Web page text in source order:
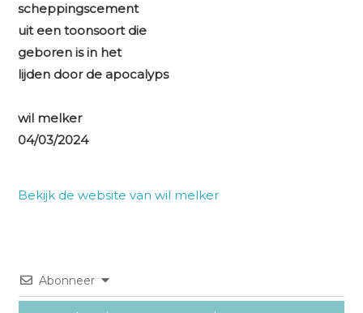
scheppingscement
uit een toonsoort die
geboren is in het
lijden door de apocalyps
wil melker
04/03/2024
Bekijk de website van wil melker
Abonneer